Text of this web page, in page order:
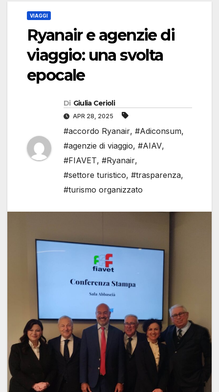
VIAGGI
Ryanair e agenzie di
viaggio: una svolta
epocale
Di Giulia Cerioli
APR 28, 2025
#accordo Ryanair, #Adiconsum,
#agenzie di viaggio, #AIAV,
#FIAVET, #Ryanair,
#settore turistico, #trasparenza,
#turismo organizzato